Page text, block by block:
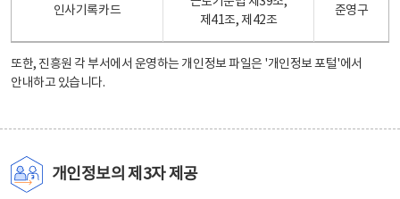
인사기록카드
제41조, 제42조
준영구
또한, 진흥원 각 부서에서 운영하는 개인정보 파일은 '개인정보 포털'에서
안내하고 있습니다.
개인정보의 제3자 제공